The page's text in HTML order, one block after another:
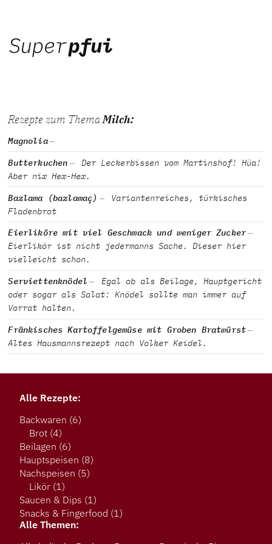
Rezepte zum ThemaMilch:
Magnolia
Butterkuchen
Der Leckerbissen vom Martinshof! Hüa!
Aber nix Hex-Hex.
Bazlama (bazlamaç)
Variantenreiches, türkisches
Fladenbrot
Eierliköre mit viel Geschmack und weniger Zucker
Eierlikör ist nicht jedermanns Sache. Dieser hier
vielleicht schon.
Serviettenknödel
Egal ob als Beilage, Hauptgericht
oder sogar als Salat: Knödel sollte man immer auf
Vorrat halten.
Fränkisches Kartoffelgemüse mit Groben Bratwürst
Altes Hausmannsrezept nach Volker Keidel.
Alle Themen:
Alle Rezepte:
Backwaren (6)
Brot (4)
Beilagen (6)
Hauptspeisen (8)
Nachspeisen (5)
Likör (1)
Saucen & Dips (1)
Snacks & Fingerfood (1)